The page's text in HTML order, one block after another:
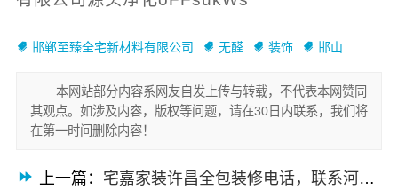
邯郸至臻全宅新材料有限公司 无醛 装饰 邯山
本网站部分内容系网友自发上传与转载，不代表本网赞同
其观点。如涉及内容，版权等问题，请在30日内联系，我们将
在第一时间删除内容！
上一篇： 宅嘉家装许昌全包装修电话，联系河南宅嘉装饰